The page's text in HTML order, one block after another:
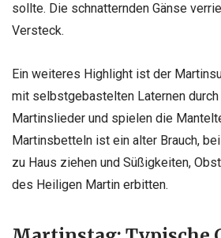
sollte. Die schnatternden Gänse
Versteck.
Ein weiteres Highlight ist der
mit selbstgebastelten Laternen
Martinslieder und spielen die
Martinsbetteln ist ein alter Brauch,
zu Haus ziehen und Süßigkeiten,
des Heiligen Martin erbitten.